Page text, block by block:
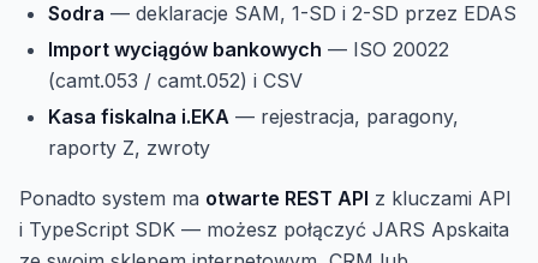
Sodra — deklaracje SAM, 1-SD i 2-SD przez EDAS
Import wyciągów bankowych — ISO 20022
(camt.053 / camt.052) i CSV
Kasa fiskalna i.EKA — rejestracja, paragony,
raporty Z, zwroty
Ponadto system ma otwarte REST API z kluczami API
i TypeScript SDK — możesz połączyć JARS Apskaita